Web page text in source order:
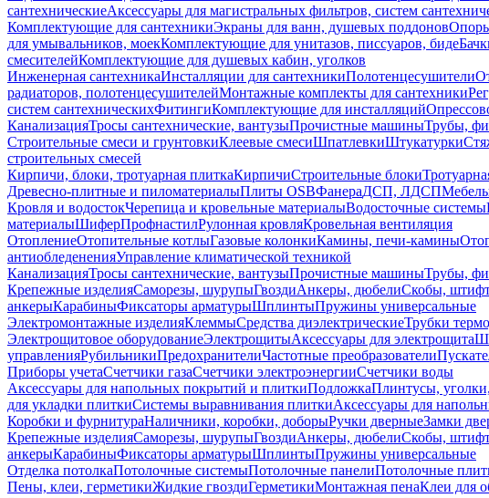
сантехническиеАксессуары для магистральных фильтров, систем
Комплектующие для сантехникиЭкраны для ванн, душевых поддонов
для умывальников, моекКомплектующие для унитазов, писсуаров, биде
смесителейКомплектующие для душевых кабин, уголков
Инженерная сантехникаИнсталляции для сантехникиПолотенцесушители
радиаторов, полотенцесушителейМонтажные комплекты для сантехники
систем сантехническихФитингиКомплектующие для инсталляций
КанализацияТросы сантехнические, вантузыПрочистные машиныТрубы,
Строительные смеси и грунтовкиКлеевые смесиШпатлевкиШтукатурки
строительных смесей
Кирпичи, блоки, тротуарная плиткаКирпичиСтроительные блоки
Древесно-плитные и пиломатериалыПлиты OSBФанераДСП, ЛДСП
Кровля и водостокЧерепица и кровельные материалыВодосточные системы
материалыШиферПрофнастилРулонная кровляКровельная вентиляция
ОтоплениеОтопительные котлыГазовые колонкиКамины, печи-камины
антиобледененияУправление климатической техникой
КанализацияТросы сантехнические, вантузыПрочистные машиныТрубы,
Крепежные изделияСаморезы, шурупыГвоздиАнкеры, дюбелиСкобы,
анкерыКарабиныФиксаторы арматурыШплинтыПружины универсальные
Электромонтажные изделияКлеммыСредства диэлектрическиеТрубки
Электрощитовое оборудованиеЭлектрощитыАксессуары для электрощита
управленияРубильникиПредохранителиЧастотные преобразователи
Приборы учетаСчетчики газаСчетчики электроэнергииСчетчики воды
Аксессуары для напольных покрытий и плиткиПодложкаПлинтусы,
для укладки плиткиСистемы выравнивания плиткиАксессуары для
Коробки и фурнитураНаличники, коробки, доборыРучки дверныеЗамки
Крепежные изделияСаморезы, шурупыГвоздиАнкеры, дюбелиСкобы,
анкерыКарабиныФиксаторы арматурыШплинтыПружины универсальные
Отделка потолкаПотолочные системыПотолочные панелиПотолочные
Пены, клеи, герметикиЖидкие гвоздиГерметикиМонтажная пенаКлеи для